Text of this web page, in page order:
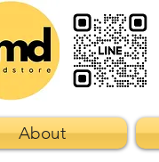
About